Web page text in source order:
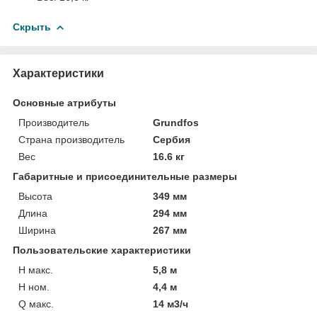
Скрыть
Характеристики
Основные атрибуты
Производитель
Grundfos
Страна производитель
Сербия
Вес
16.6 кг
Габаритные и присоединительные размеры
Высота
349 мм
Длина
294 мм
Ширина
267 мм
Пользовательские характеристики
H макс.
5,8 м
H ном.
4,4 м
Q макс.
14 м3/ч